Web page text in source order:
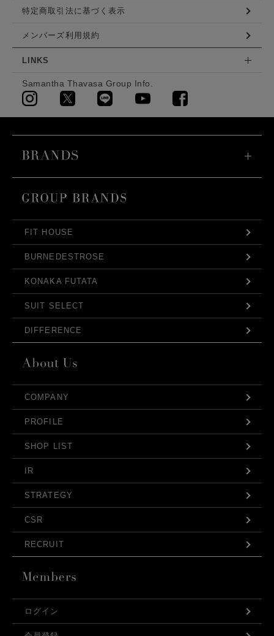
特定商取引法に基づく表示
メンバーズ利用規約
LINKS
Samantha Thavasa Group Info.
FIT HOUSE
BURNEDESTROSE
KONAKA FUTATA
SUIT SELECT
DIFFERENCE
COMPANY
PROFILE
SHOP LIST
IR
STRATEGY
CSR
RECRUIT
ログイン